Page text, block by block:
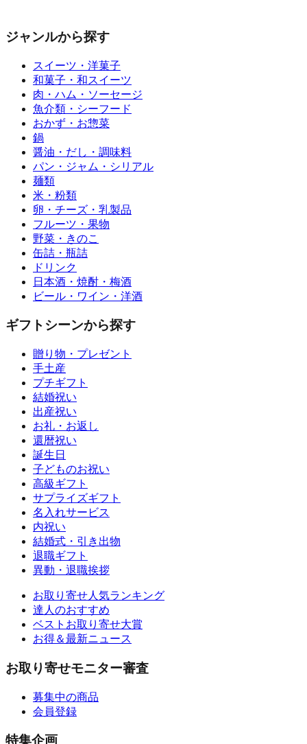
ジャンルから探す
スイーツ・洋菓子
和菓子・和スイーツ
肉・ハム・ソーセージ
魚介類・シーフード
おかず・お惣菜
鍋
醤油・だし・調味料
パン・ジャム・シリアル
麺類
米・粉類
卵・チーズ・乳製品
フルーツ・果物
野菜・きのこ
缶詰・瓶詰
ドリンク
日本酒・焼酎・梅酒
ビール・ワイン・洋酒
ギフトシーンから探す
贈り物・プレゼント
手土産
プチギフト
結婚祝い
出産祝い
お礼・お返し
還暦祝い
誕生日
子どものお祝い
高級ギフト
サプライズギフト
名入れサービス
内祝い
結婚式・引き出物
退職ギフト
異動・退職挨拶
お取り寄せ人気ランキング
達人のおすすめ
ベストお取り寄せ大賞
お得＆最新ニュース
お取り寄せモニター審査
募集中の商品
会員登録
特集企画